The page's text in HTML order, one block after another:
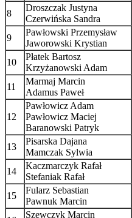
8
Droszczak Justyna
Czerwińska Sandra
9
Pawłowski Przemysław
Jaworowski Krystian
10
Płatek Bartosz
Krzyżanowski Adam
11
Marmaj Marcin
Adamus Paweł
12
Pawłowicz Adam
Pawłowicz Maciej
Baranowski Patryk
13
Pisarska Dajana
Mamczak Sylwia
14
Kaczmarczyk Rafał
Stefaniak Rafał
15
Fularz Sebastian
Pawnuk Marcin
Szewczyk Marcin